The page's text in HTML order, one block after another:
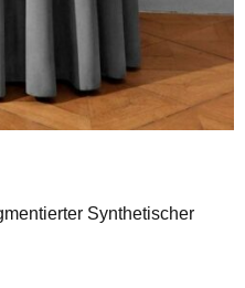
Synthetischer